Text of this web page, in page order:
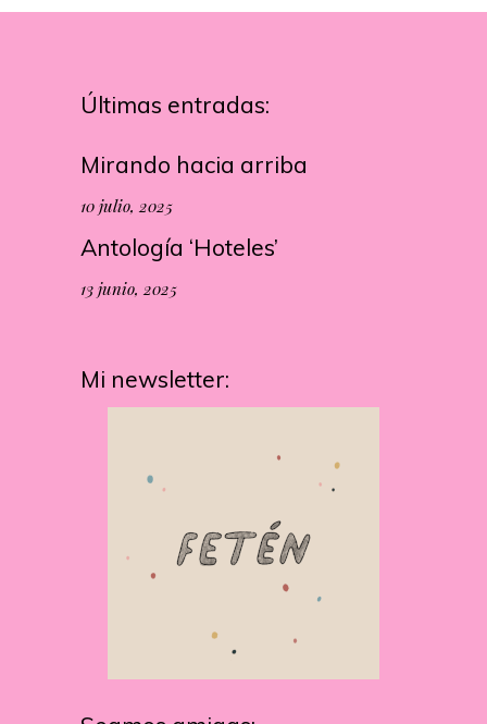
Últimas entradas:
Mirando hacia arriba
10 julio, 2025
Antología ‘Hoteles’
13 junio, 2025
Mi newsletter: